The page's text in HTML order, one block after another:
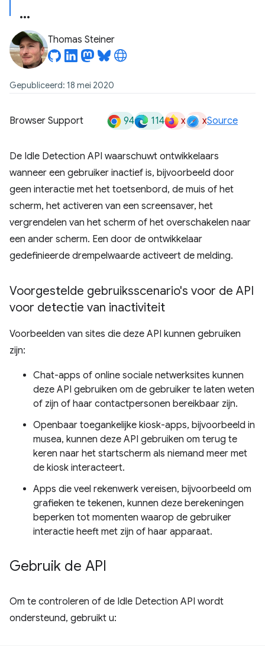
Thomas Steiner
Gepubliceerd: 18 mei 2020
Browser Support 94 114 x xSource
De Idle Detection API waarschuwt ontwikkelaars
wanneer een gebruiker inactief is, bijvoorbeeld door
geen interactie met het toetsenbord, de muis of het
scherm, het activeren van een screensaver, het
vergrendelen van het scherm of het overschakelen naar
een ander scherm. Een door de ontwikkelaar
gedefinieerde drempelwaarde activeert de melding.
Voorgestelde gebruiksscenario's voor de API
voor detectie van inactiviteit
Voorbeelden van sites die deze API kunnen gebruiken
zijn:
Chat-apps of online sociale netwerksites kunnen
deze API gebruiken om de gebruiker te laten weten
of zijn of haar contactpersonen bereikbaar zijn.
Openbaar toegankelijke kiosk-apps, bijvoorbeeld in
musea, kunnen deze API gebruiken om terug te
keren naar het startscherm als niemand meer met
de kiosk interacteert.
Apps die veel rekenwerk vereisen, bijvoorbeeld om
grafieken te tekenen, kunnen deze berekeningen
beperken tot momenten waarop de gebruiker
interactie heeft met zijn of haar apparaat.
Gebruik de API
Om te controleren of de Idle Detection API wordt
ondersteund, gebruikt u: